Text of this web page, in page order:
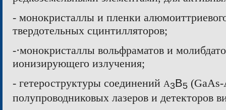
- монокристаллы и пленки
твердотельных сцинтилляторов;
-·монокристаллы вольфраматов и
ионизирующего излучения;
- гетероструктуры соединений A3B5
полупроводниковых лазеров и детекторов